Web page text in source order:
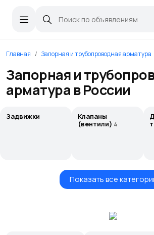
Главная Запорная и трубопроводная арматура
Запорная и
арматура в России
Задвижки
Клапаны
(вентили) 4
Показать все